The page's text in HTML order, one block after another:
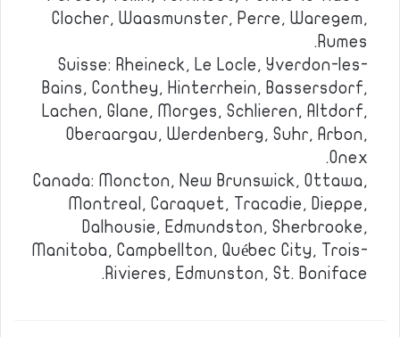
Clocher, Waasmunster, Perre, Waregem,
Rumes.
Suisse: Rheineck, Le Locle, Yverdon-les-
Bains, Conthey, Hinterrhein, Bassersdorf,
Lachen, Glane, Morges, Schlieren, Altdorf,
Oberaargau, Werdenberg, Suhr, Arbon,
Onex.
Canada: Moncton, New Brunswick, Ottawa,
Montreal, Caraquet, Tracadie, Dieppe,
Dalhousie, Edmundston, Sherbrooke,
Manitoba, Campbellton, Québec City, Trois-
Rivieres, Edmunston, St. Boniface.